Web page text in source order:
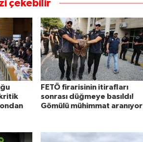
çekebilir
kritik
FETÖ firarisinin itirafları
sonrası düğmeye basıldı!
Gömülü mühimmat aranıyor